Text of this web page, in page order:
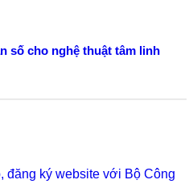
đăng ký website với Bộ Công
số cho nghệ thuật tâm linh